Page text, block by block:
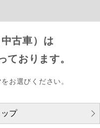
古車）は
ております。
お選びください。
プ